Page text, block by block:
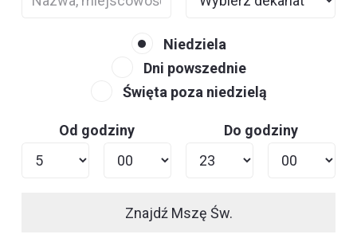
Niedziela
Dni powszednie
Święta poza niedzielą
Od godziny Do godziny
Znajdź Mszę Św.